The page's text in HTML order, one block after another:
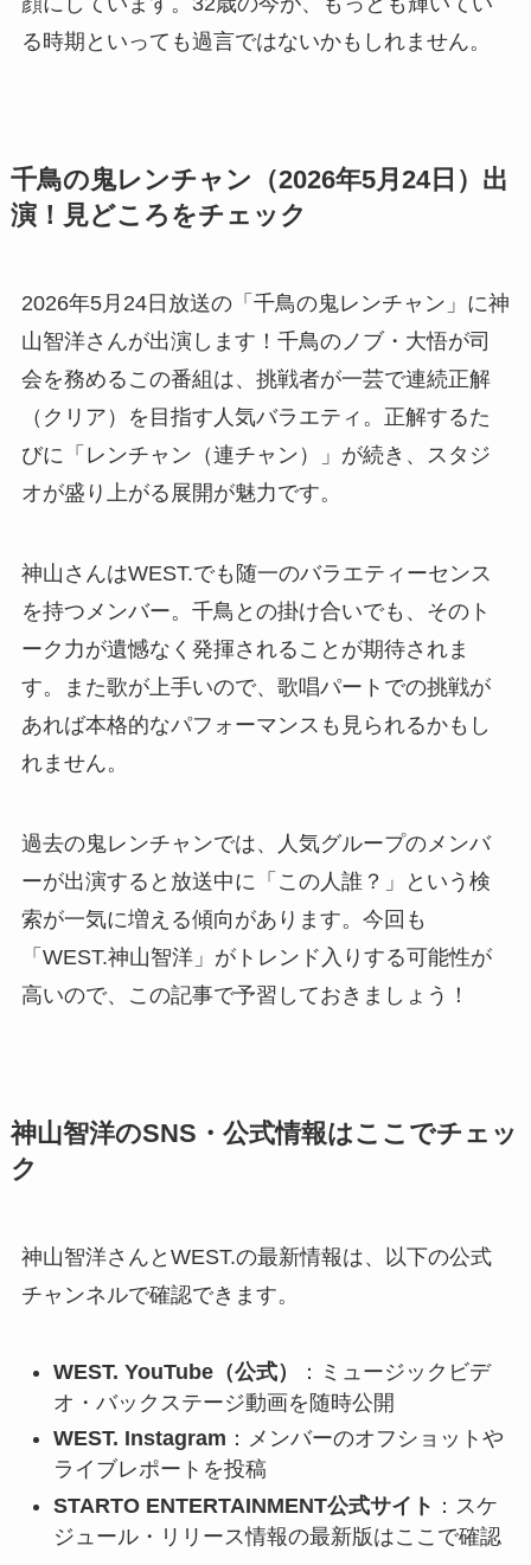
る時期といっても過言ではないかもしれません。
千鳥の鬼レンチャン（2026年5月24日）出
演！見どころをチェック
2026年5月24日放送の「千鳥の鬼レンチャン」に神
山智洋さんが出演します！千鳥のノブ・大悟が司
会を務めるこの番組は、挑戦者が一芸で連続正解
（クリア）を目指す人気バラエティ。正解するた
びに「レンチャン（連チャン）」が続き、スタジ
オが盛り上がる展開が魅力です。
神山さんはWEST.でも随一のバラエティーセンス
を持つメンバー。千鳥との掛け合いでも、そのト
ーク力が遺憾なく発揮されることが期待されま
す。また歌が上手いので、歌唱パートでの挑戦が
あれば本格的なパフォーマンスも見られるかもし
れません。
過去の鬼レンチャンでは、人気グループのメンバ
ーが出演すると放送中に「この人誰？」という検
索が一気に増える傾向があります。今回も
「WEST.神山智洋」がトレンド入りする可能性が
高いので、この記事で予習しておきましょう！
神山智洋のSNS・公式情報はここでチェッ
ク
神山智洋さんとWEST.の最新情報は、以下の公式
チャンネルで確認できます。
WEST. YouTube（公式）
：ミュージックビデ
オ・バックステージ動画を随時公開
WEST. Instagram ：メンバーのオフショットや
ライブレポートを投稿
STARTO ENTERTAINMENT公式サイト ：スケ
ジュール・リリース情報の最新版はここで確認